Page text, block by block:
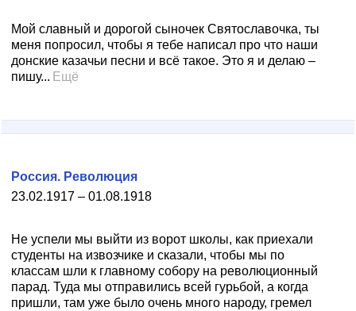
Мой славный и дорогой сыночек Святославочка, ты
меня попросил, чтобы я тебе написал про что наши
донские казачьи песни и всё такое. Это я и делаю –
пишу... Ещё
23.02.1917 – 01.08.1918
Россия. Революция
Не успели мы выйти из ворот школы, как приехали
студенты на извозчике и сказали, чтобы мы по
классам шли к главному собору на революционный
парад. Туда мы отправились всей гурьбой, а когда
пришли, там уже было очень много народу, гремел